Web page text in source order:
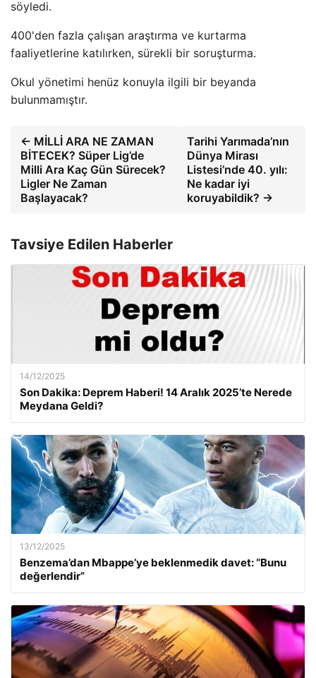
söyledi.
400'den fazla çalışan araştırma ve kurtarma
faaliyetlerine katılırken, sürekli bir soruşturma.
Okul yönetimi henüz konuyla ilgili bir beyanda
bulunmamıştır.
← MİLLİ ARA NE ZAMAN
BİTECEK? Süper Lig’de
Milli Ara Kaç Gün Sürecek?
Ligler Ne Zaman
Başlayacak?
Tarihi Yarımada’nın
Dünya Mirası
Listesi’nde 40. yılı:
Ne kadar iyi
koruyabildik? →
Tavsiye Edilen Haberler
14/12/2025
Son Dakika: Deprem Haberi! 14 Aralık 2025’te Nerede
Meydana Geldi?
13/12/2025
Benzema’dan Mbappe’ye beklenmedik davet: “Bunu
değerlendir”